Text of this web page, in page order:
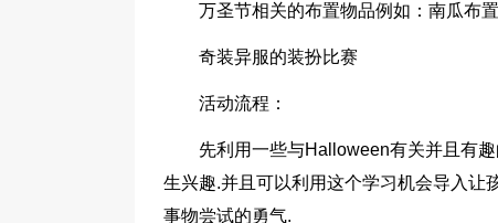
万圣节相关的布置物品例如：南瓜布
奇装异服的装扮比赛
活动流程：
先利用一些与Halloween有关并且有
生兴趣.并且可以利用这个学习机会导入让
事物尝试的勇气.